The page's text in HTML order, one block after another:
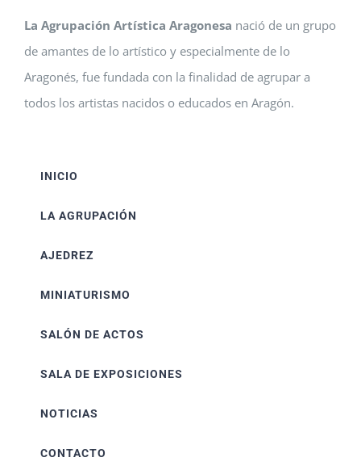
La Agrupación Artística Aragonesa nació de un grupo
de amantes de lo artístico y especialmente de lo
Aragonés, fue fundada con la finalidad de agrupar a
todos los artistas nacidos o educados en Aragón.
INICIO
LA AGRUPACIÓN
AJEDREZ
MINIATURISMO
SALÓN DE ACTOS
SALA DE EXPOSICIONES
NOTICIAS
CONTACTO